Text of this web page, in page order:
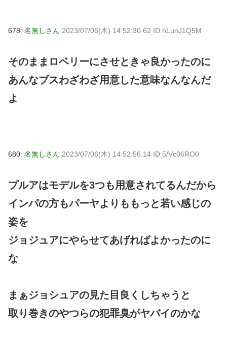
678: 名無しさん 2023/07/06(木) 14:52:30.62 ID:nLunJ1Q5M
そのままロベリーにさせときゃ良かったのに
あんなブスわざわざ用意した意味なんなんだ
よ
680: 名無しさん 2023/07/06(木) 14:52:56.14 ID:5/Vc06RO0
プルアはモデルを3つも用意されてるんだから
インパの方もパーヤよりももっと若い感じの
姿を
ジョジュアにやらせてあげればよかったのに
な
まぁジョシュアの見た目良くしちゃうと
取り巻きのやつらの犯罪臭がヤバイのかな